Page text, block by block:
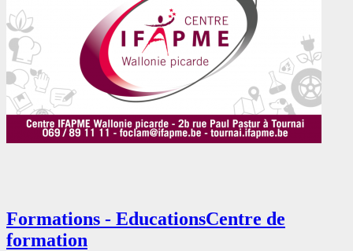
Formations - EducationsCentre de
formation